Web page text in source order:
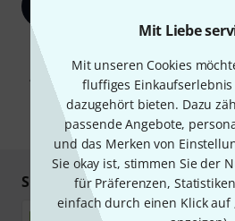
Mit Liebe
Mit unseren Cookies
fluffiges
dazugehört bieten. Dazu
passende Angebote,
und das Merken von
Sie okay ist, stimmen Sie der
für Präferenzen,
einfach durch einen Klick auf
Mit Klick auf „Jetzt anmelden“ stimmen
Werbung und einer Messung des E-
Abmeldung ist jederzeit möglich. Weitere
unseren
* Pflichtfeld
Sicher einkaufen & bezahlen